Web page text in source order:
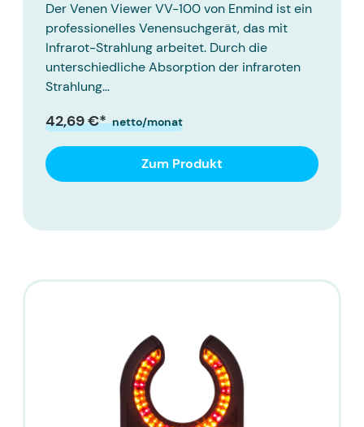
Der Venen Viewer VV-100 von Enmind ist ein
professionelles Venensuchgerät, das mit
Infrarot-Strahlung arbeitet. Durch die
unterschiedliche Absorption der infraroten
Strahlung…
42,69 €* netto/monat
Zum Produkt